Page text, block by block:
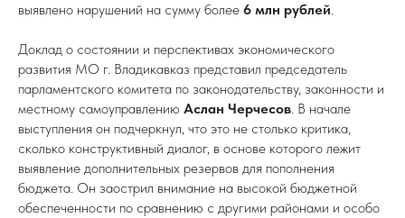
выявлено нарушений на сумму более 6 млн рублей.
Доклад о состоянии и перспективах экономического
развития МО г. Владикавказ представил председатель
парламентского комитета по законодательству, законности и
местному самоуправлению Аслан Черчесов. В начале
выступления он подчеркнул, что это не столько критика,
сколько конструктивный диалог, в основе которого лежит
выявление дополнительных резервов для пополнения
бюджета. Он заострил внимание на высокой бюджетной
обеспеченности по сравнению с другими районами и особо